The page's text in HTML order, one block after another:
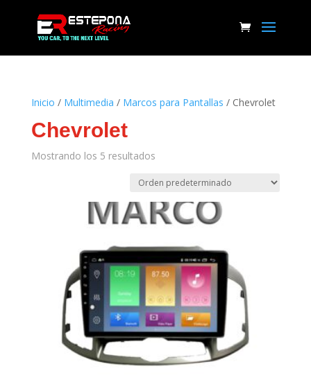
Inicio / Multimedia / Marcos para Pantallas / Chevrolet
Chevrolet
Mostrando los 5 resultados